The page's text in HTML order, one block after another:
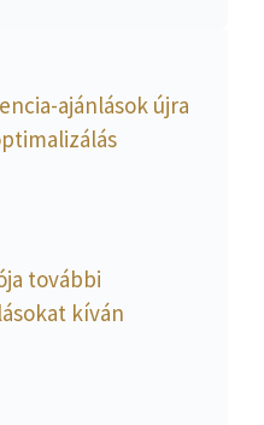
ajánlások újra
további
kíván